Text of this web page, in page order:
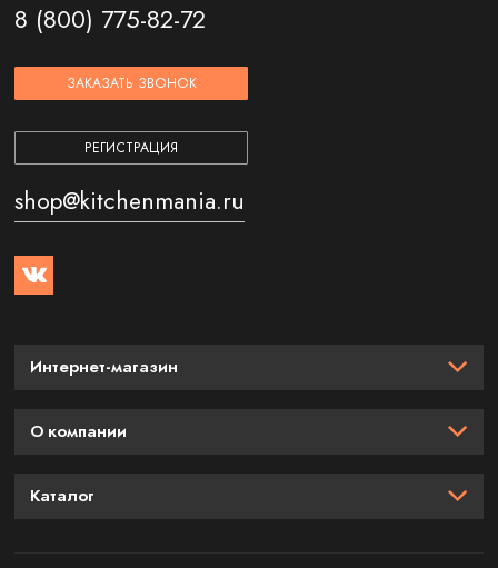
8 (800) 775-82-72
ЗАКАЗАТЬ ЗВОНОК
РЕГИСТРАЦИЯ
shop@kitchenmania.ru
Интернет-магазин
О компании
Каталог